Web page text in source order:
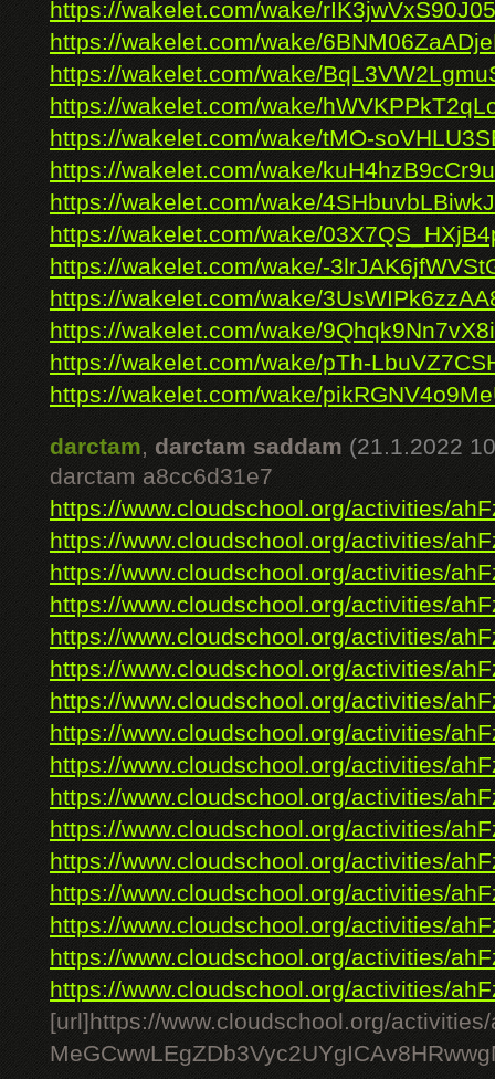
https://wakelet.com/wake/
https://wakelet.com/wake/
https://wakelet.com/wake/
https://wakelet.com/wake/
https://wakelet.com/wake/tMO-
https://wakelet.com/wake/
https://wakelet.com/wake/
https://wakelet.com/wake/
https://wakelet.com/wake/-
https://wakelet.com/wake/
https://wakelet.com/wake/
https://wakelet.com/wake/pTh-
https://wakelet.com/wake/
darctam, darctam saddam (21.1.2022
darctam a8cc6d31e7
https://www.cloudschool.org/activities/
https://www.cloudschool.org/activities/
https://www.cloudschool.org/activities/
https://www.cloudschool.org/activities/
https://www.cloudschool.org/activities/
https://www.cloudschool.org/activities/
https://www.cloudschool.org/activities/
https://www.cloudschool.org/activities/
https://www.cloudschool.org/activities/
https://www.cloudschool.org/activities/
https://www.cloudschool.org/activities/
https://www.cloudschool.org/activities/
https://www.cloudschool.org/activities/
https://www.cloudschool.org/activities/
https://www.cloudschool.org/activities/
https://www.cloudschool.org/activities/
[url]https://www.cloudschool.org/